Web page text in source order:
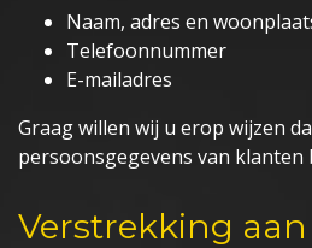
Naam, adres en
Telefoonnummer
E-mailadres
Graag willen wij u erop wijzen
persoonsgegevens van klanten
Verstrekking